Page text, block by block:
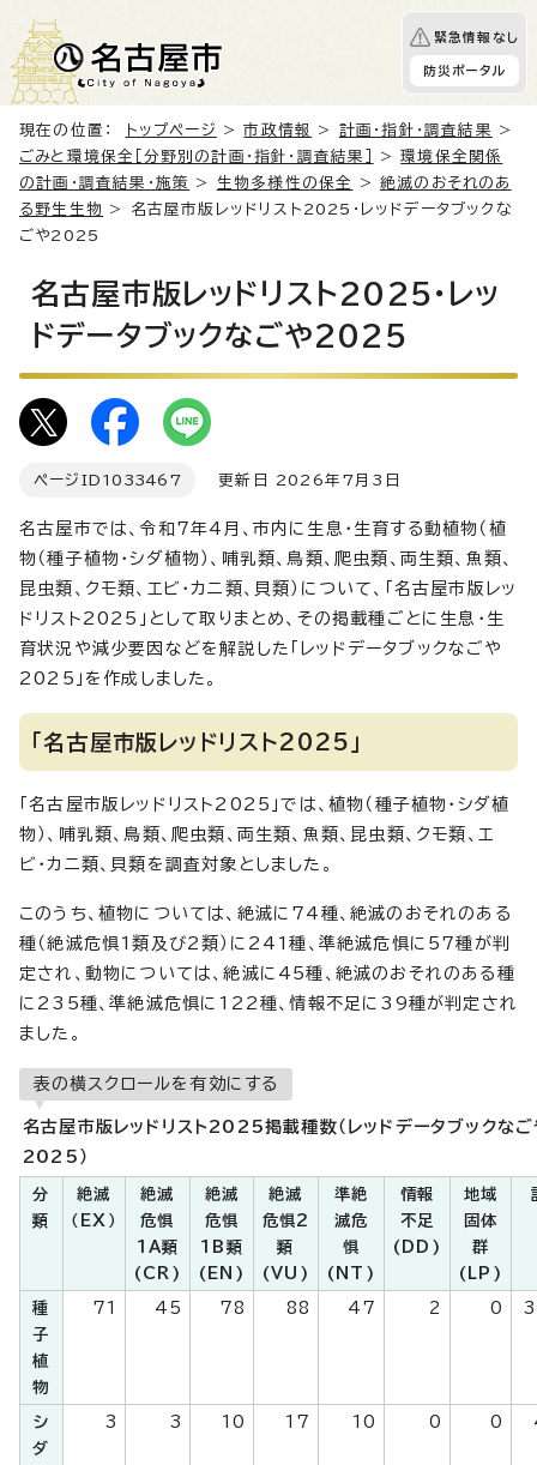
緊急情報なし
防災ポータル
現在の位置： トップページ >市政情報 > 計画・指針・調査結果
>
ごみと環境保全［分野別の計画・指針・調査結果］
>環境保全関係
の計画・調査結果・施策
> 生物多様性の保全 >絶滅のおそれのあ
る野生生物
> 名古屋市版レッドリスト2025・レッドデータブックな
ごや2025
名古屋市版レッドリスト2025・レッ
ドデータブックなごや2025
ページID 1033467 更新日 2026年7月3日
名古屋市では、令和7年4月、市内に生息・生育する動植物（植
物（種子植物・シダ植物）、哺乳類、鳥類、爬虫類、両生類、魚類、
昆虫類、クモ類、エビ・カニ類、貝類）について、「名古屋市版レッ
ドリスト2025」として取りまとめ、その掲載種ごとに生息・生
育状況や減少要因などを解説した「レッドデータブックなごや
2025」を作成しました。
「名古屋市版レッドリスト2025」
「名古屋市版レッドリスト2025」では、植物（種子植物・シダ植
物）、哺乳類、鳥類、爬虫類、両生類、魚類、昆虫類、クモ類、エ
ビ・カニ類、貝類を調査対象としました。
このうち、植物については、絶滅に74種、絶滅のおそれのある
種（絶滅危惧1類及び2類）に241種、準絶滅危惧に57種が判
定され、動物については、絶滅に45種、絶滅のおそれのある種
に235種、準絶滅危惧に122種、情報不足に39種が判定され
ました。
表の横スクロールを有効にする
名古屋市版レッドリスト2025掲載種数（レッドデータブックなご
2025）
分
類
絶滅
（EX）
絶滅
危惧
1A類
(CR)
絶滅
危惧
1B類
(EN)
絶滅
危惧2
類
(VU)
準絶
滅危
惧
(NT)
情報
不足
(DD)
地域
固体
群
(LP)
種
子
植
物
71 45 78 88 47 2 0
シ
ダ
3 3 10 17 10 0 0